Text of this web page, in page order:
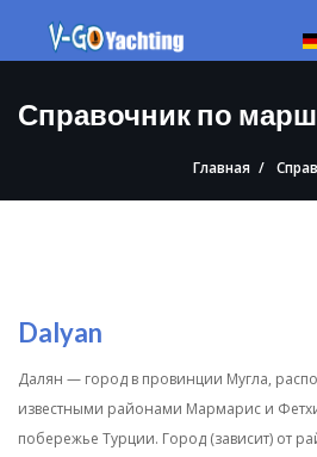
Справочник по
Главная
Dalyan
Далян — город в провинции Мугла,
известными районами Мармарис и
побережье Турции. Город (зависит) от